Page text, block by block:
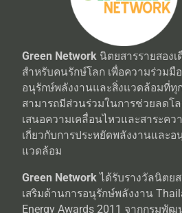
Green Network นิตยสารรายสองเ
สำหรับคนรักษ์โลก เพื่อความร่วมมื
อนุรักษ์พลังงานและสิ่งแวดล้อมที่ทุ
สามารถมีส่วนร่วมในการช่วยลดโ
เสนอความเคลื่อนไหวและสาระคว
เกี่ยวกับการประหยัดพลังงานและอ
แวดล้อม
Green Networkได้รับรางวัลนิตยส
เสริมด้านการอนุรักษ์พลังงาน
Energy Awards 2011 จากกรมพัฒ